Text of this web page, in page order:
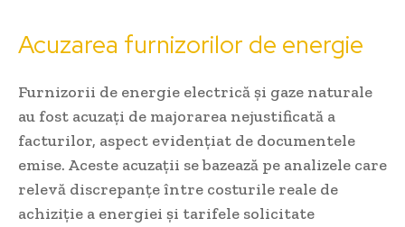
Acuzarea furnizorilor de energie
Furnizorii de energie electrică și gaze naturale
au fost acuzați de majorarea nejustificată a
facturilor, aspect evidențiat de documentele
emise. Aceste acuzații se bazează pe analizele care
relevă discrepanțe între costurile reale de
achiziție a energiei și tarifele solicitate